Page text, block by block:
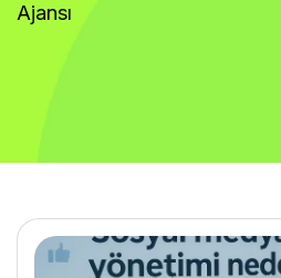
Ajansı